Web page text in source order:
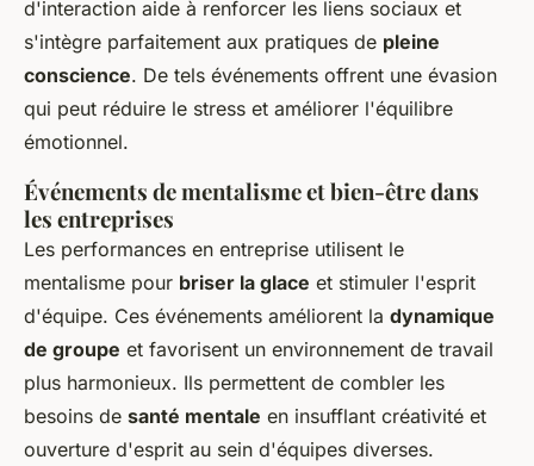
d'interaction aide à renforcer les liens sociaux et
s'intègre parfaitement aux pratiques de pleine
conscience. De tels événements offrent une évasion
qui peut réduire le stress et améliorer l'équilibre
émotionnel.
Événements de mentalisme et bien-être dans
les entreprises
Les performances en entreprise utilisent le
mentalisme pour briser la glace et stimuler l'esprit
d'équipe. Ces événements améliorent la dynamique
de groupe et favorisent un environnement de travail
plus harmonieux. Ils permettent de combler les
besoins de santé mentale en insufflant créativité et
ouverture d'esprit au sein d'équipes diverses.